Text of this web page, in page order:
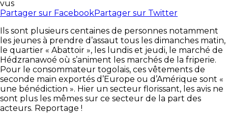
vus
Partager sur FacebookPartager sur Twitter
Ils sont plusieurs centaines de personnes notamment
les jeunes à prendre d’assaut tous les dimanches matin,
le quartier « Abattoir », les lundis et jeudi, le marché de
Hédzranawoé où s’animent les marchés de la friperie.
Pour le consommateur togolais, ces vêtements de
seconde main exportés d’Europe ou d’Amérique sont «
une bénédiction ». Hier un secteur florissant, les avis ne
sont plus les mêmes sur ce secteur de la part des
acteurs. Reportage !